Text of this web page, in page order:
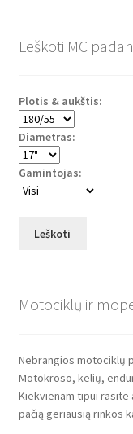
Leškoti MC
Plotis & aukštis:
Diametras:
Gamintojas:
Leškoti
Motociklų ir
Nebrangios motociklų
Motokroso, kelių,
Kiekvienam tipui rasite
pačią geriausią rinkos